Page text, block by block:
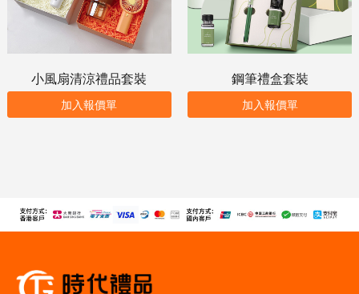
小風扇清涼禮品套裝
加入報價單
鋼筆禮盒套裝
加入報價單